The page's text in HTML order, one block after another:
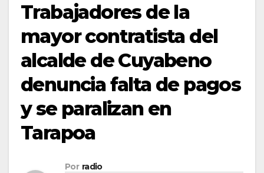
Trabajadores de la
mayor contratista del
alcalde de Cuyabeno
denuncia falta de pagos
y se paralizan en
Tarapoa
Por radio